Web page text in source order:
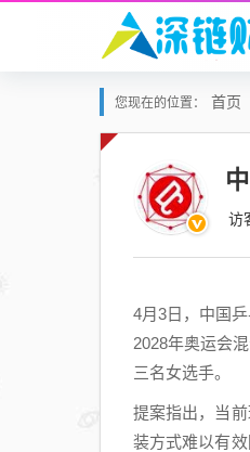
您现在的位置： 首页
访
4月3日，中国
2028年奥运会
三名女选手。
提案指出，当
装方式难以有